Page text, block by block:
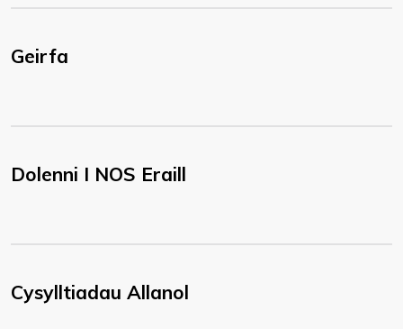
Geirfa
Dolenni I NOS Eraill
Cysylltiadau Allanol